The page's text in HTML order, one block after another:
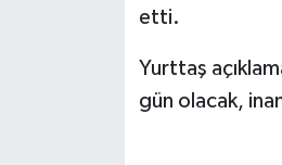
etti.
Yurttaş
gün olacak,